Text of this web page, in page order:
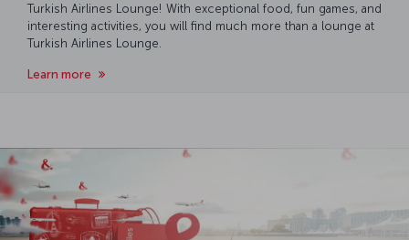
Turkish Airlines Lounge! With exceptional food, fun games, and
interesting activities, you will find much more than a lounge at
Turkish Airlines Lounge.
Learn more